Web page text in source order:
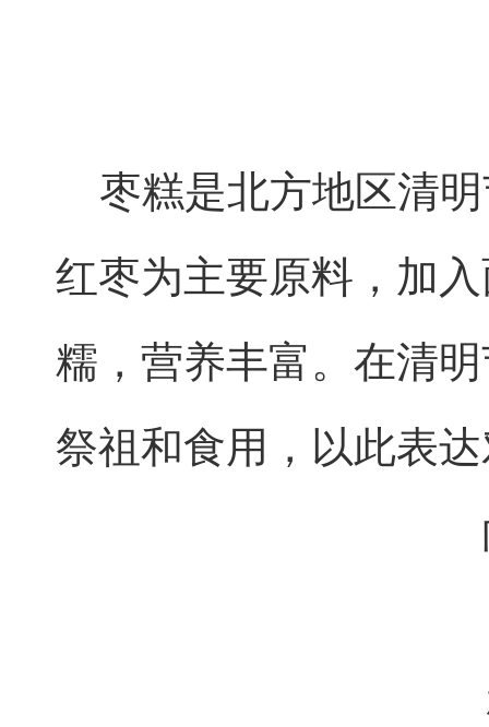
枣糕是北方地区清
红枣为主要原料，加
糯，营养丰富。在清
祭祖和食用，以此表